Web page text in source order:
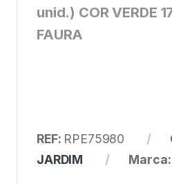
unid.) COR VERDE
FAURA
REF: RPE75980
JARDIM
Marca: